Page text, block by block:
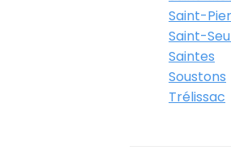
05 56 44
Ouvert
RDV
Saint-
Saint-
Saintes
Soustons
Trélissac